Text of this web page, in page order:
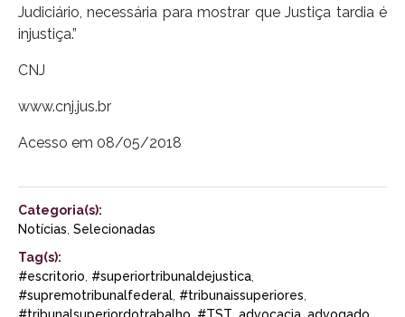
Judiciário, necessária para mostrar que Justiça tardia é
injustiça.”
CNJ
www.cnj.jus.br
Acesso em 08/05/2018
Categoria(s):
Notícias Selecionadas
Tag(s):
#escritorio #superiortribunaldejustica
#supremotribunalfederal #tribunaissuperiores
#tribunalsuperiordotrabalho #TST advocacia advogado